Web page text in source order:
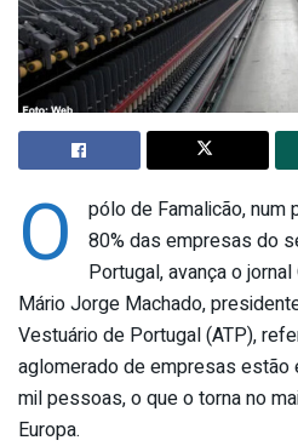
O
pólo de Famalicão,
80% das empresas do
Portugal, avança o
Mário Jorge Machado,
Vestuário de Portugal (ATP),
aglomerado de empresas
mil pessoas, o que o torna no
Europa.